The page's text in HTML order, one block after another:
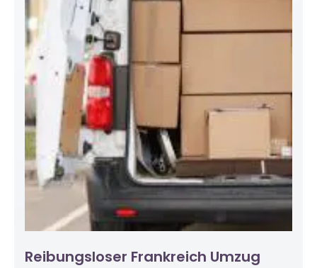
Reibungsloser Frankreich Umzug